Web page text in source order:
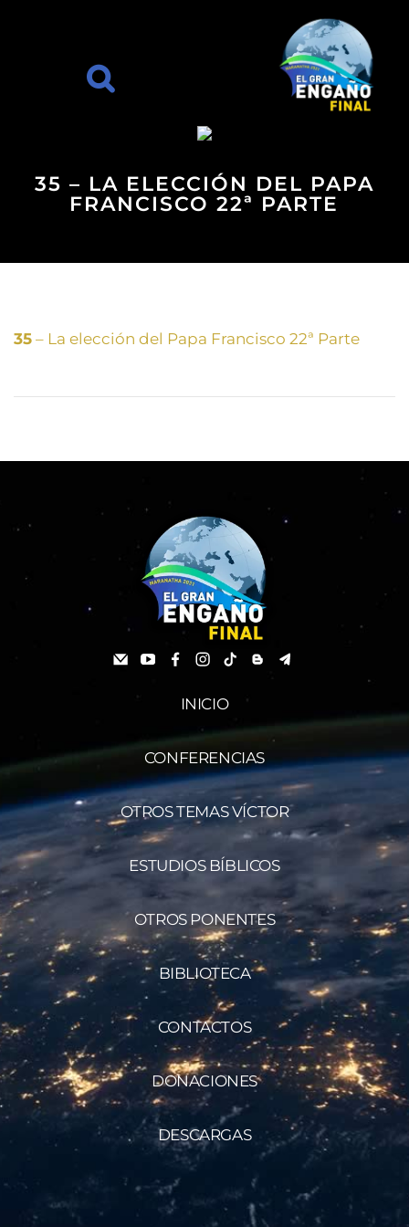
35 – LA ELECCIÓN DEL PAPA
FRANCISCO 22ª PARTE
35 – La elección del Papa Francisco 22ª Parte
INICIO
CONFERENCIAS
OTROS TEMAS VÍCTOR
ESTUDIOS BÍBLICOS
OTROS PONENTES
BIBLIOTECA
CONTACTOS
DONACIONES
DESCARGAS